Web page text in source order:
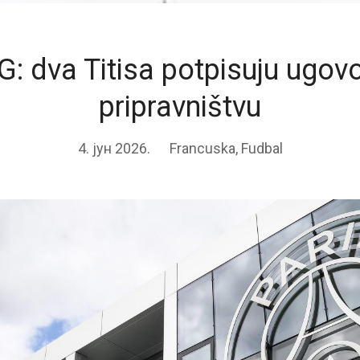
dva Titisa potpisuju
pripravništvu
4. јун 2026. Francuska, Fudbal